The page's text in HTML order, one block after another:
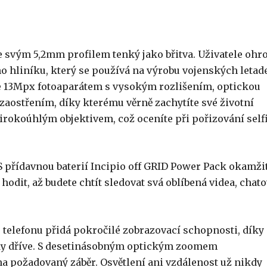
svým 5,2mm profilem tenký jako břitva. Uživatele
hliníku, který se používá na výrobu vojenských
fotoaparátem s vysokým rozlišením, optickou
díky kterému věrně zachytíte své životní
objektivem, což oceníte při pořizování
baterií Incipio off GRID Power Pack
až budete chtít sledovat svá oblíbená videa,
telefonu přidá pokročilé zobrazovací schopnosti, díky
S desetinásobným optickým zoomem
požadovaný záběr. Osvětlení ani vzdálenost už nikdy